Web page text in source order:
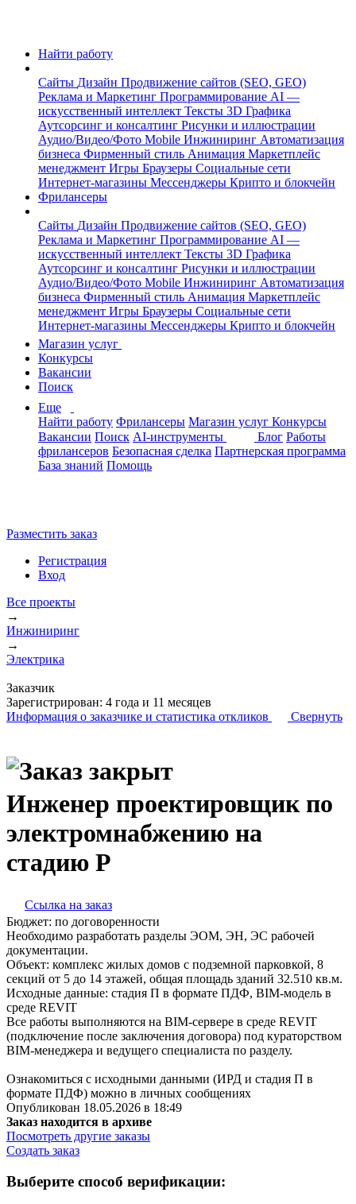
Найти работу
Сайты Дизайн Продвижение сайтов (SEO, GEO)
Реклама и Маркетинг Программирование AI —
искусственный интеллект Тексты 3D Графика
Аутсорсинг и консалтинг Рисунки и иллюстрации
Аудио/Видео/Фото Mobile Инжиниринг Автоматизация
бизнеса Фирменный стиль Анимация Маркетплейс
менеджмент Игры Браузеры Социальные сети
Интернет-магазины Мессенджеры Крипто и блокчейн
Фрилансеры
Сайты Дизайн Продвижение сайтов (SEO, GEO)
Реклама и Маркетинг Программирование AI —
искусственный интеллект Тексты 3D Графика
Аутсорсинг и консалтинг Рисунки и иллюстрации
Аудио/Видео/Фото Mobile Инжиниринг Автоматизация
бизнеса Фирменный стиль Анимация Маркетплейс
менеджмент Игры Браузеры Социальные сети
Интернет-магазины Мессенджеры Крипто и блокчейн
Магазин услуг
Конкурсы
Вакансии
Поиск
Еще
Найти работу Фрилансеры Магазин услуг Конкурсы
Вакансии Поиск AI-инструменты Блог Работы
фрилансеров Безопасная сделка Партнерская программа
База знаний Помощь
Разместить заказ
Регистрация
Вход
Все проекты
→
Инжиниринг
→
Электрика
Заказчик
Зарегистрирован: 4 года и 11 месяцев
Информация о заказчике и статистика откликов Свернуть
Инженер проектировщик по
электромнабжению на
стадию Р
Ссылка на заказ
Бюджет: по договоренности
Необходимо разработать разделы ЭОМ, ЭН, ЭС рабочей
документации.
Объект: комплекс жилых домов с подземной парковкой, 8
секций от 5 до 14 этажей, общая площадь зданий 32.510 кв.м.
Исходные данные: стадия П в формате ПДФ, BIM-модель в
среде REVIT
Все работы выполняются на BIM-сервере в среде REVIT
(подключение после заключения договора) под кураторством
BIM-менеджера и ведущего специалиста по разделу.
Ознакомиться с исходными данными (ИРД и стадия П в
формате ПДФ) можно в личных сообщениях
Опубликован 18.05.2026 в 18:49
Заказ находится в архиве
Посмотреть другие заказы
Создать заказ
Выберите способ верификации: